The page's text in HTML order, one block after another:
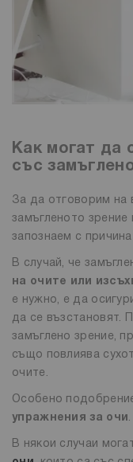
Как могат да
със
За да отговорим на
замъгленото
запознаем с
В случай, че
на очите или
е нужно, е да
да се възстановят.
замъглено зрение,
също повлиява
очите.
Особено
упражнения за очи.
В някои случаи